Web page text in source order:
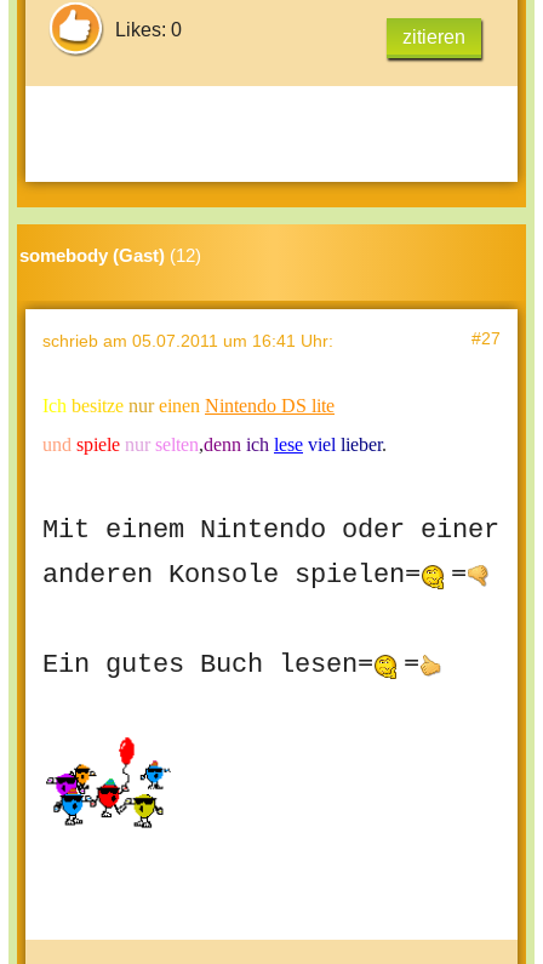
Likes: 0 zitieren
somebody (Gast) (12)
schrieb am 05.07.2011 um 16:41 Uhr: #27
Ich besitze nureinen Nintendo DS lite
und spiele nur selten,denn ich lese viel lieber.
Mit einem Nintendo oder einer
anderen Konsole spielen=
=
Ein gutes Buch lesen= =